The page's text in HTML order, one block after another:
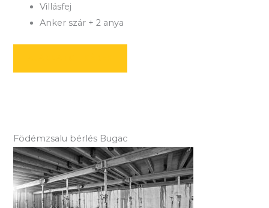
Villásfej
Anker szár + 2 anya
Födémzsalu bérlés Bugac